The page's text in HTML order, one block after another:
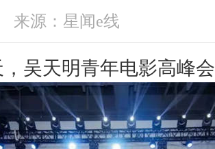
来源：星闻e线
吴天明青年电影高峰